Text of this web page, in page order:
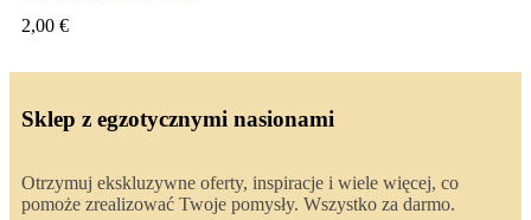
2,00 €
Sklep z egzotycznymi nasionami
Otrzymuj ekskluzywne oferty, inspiracje i wiele więcej, co
pomoże zrealizować Twoje pomysły. Wszystko za darmo.